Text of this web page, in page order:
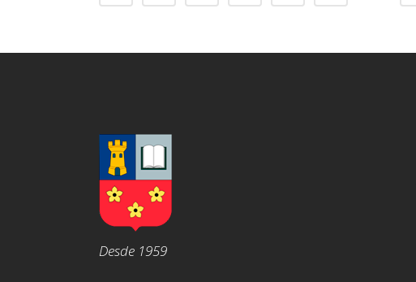
Desde 1959